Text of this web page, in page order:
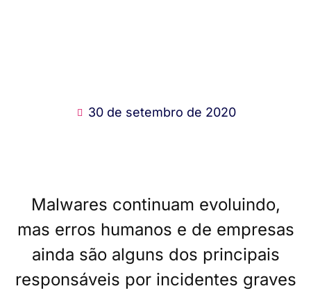
30 de setembro de 2020
Malwares continuam evoluindo,
mas erros humanos e de empresas
ainda são alguns dos principais
responsáveis por incidentes graves